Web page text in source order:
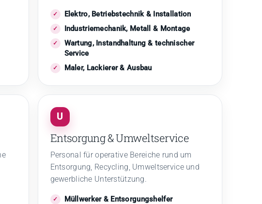
Elektro, Betriebstechnik & Installation
Industriemechanik, Metall & Montage
Wartung, Instandhaltung & technischer
Service
Maler, Lackierer & Ausbau
U
Entsorgung & Umweltservice
Personal für operative Bereiche rund um
Entsorgung, Recycling, Umweltservice und
gewerbliche Unterstützung.
Müllwerker & Entsorgungshelfer